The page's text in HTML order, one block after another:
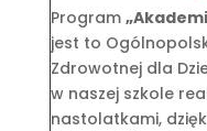
Program
jest to
Zdrowotnej dla
w naszej szkole
nastolatkami,